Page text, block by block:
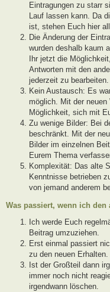
Eintragungen zu starr
Lauf lassen kann. Da
ist, stehen Euch hier
Die Änderung der
wurden deshalb kaum
Ihr jetzt die
Antworten mit den
jederzeit zu bearbeiten.
Kein Austausch: Es
möglich. Mit der neuen
Möglichkeit, sich mit
Zu wenige Bilder: Bei
beschränkt. Mit der
Bilder im einzelnen
Eurem Thema
Komplexität: Das alte
Kenntnisse betrieben
von jemand anderem
Was passiert, wenn ich
Ich werde Euch
Beitrag umzuziehen.
Erst einmal passiert
zu den neuen Erhalten.
Ist der Großteil dann
immer noch nicht
irgendwann löschen.